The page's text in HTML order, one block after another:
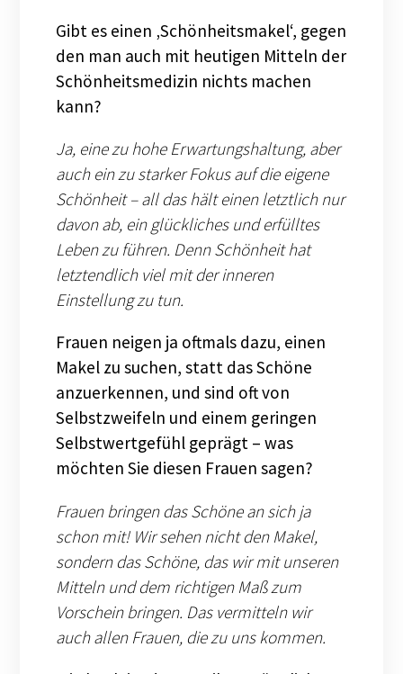
Gibt es einen ‚Schönheitsmakel‘, gegen
den man auch mit heutigen Mitteln der
Schönheitsmedizin nichts machen
kann?
Ja, eine zu hohe Erwartungshaltung, aber
auch ein zu starker Fokus auf die eigene
Schönheit – all das hält einen letztlich nur
davon ab, ein glückliches und erfülltes
Leben zu führen. Denn Schönheit hat
letztendlich viel mit der inneren
Einstellung zu tun.
Frauen neigen ja oftmals dazu, einen
Makel zu suchen, statt das Schöne
anzuerkennen, und sind oft von
Selbstzweifeln und einem geringen
Selbstwertgefühl geprägt – was
möchten Sie diesen Frauen sagen?
Frauen bringen das Schöne an sich ja
schon mit! Wir sehen nicht den Makel,
sondern das Schöne, das wir mit unseren
Mitteln und dem richtigen Maß zum
Vorschein bringen. Das vermitteln wir
auch allen Frauen, die zu uns kommen.